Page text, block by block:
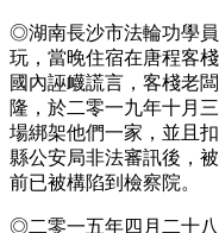
◎湖南長沙市法輪功學
玩，當晚住宿在唐程客
國內誣衊謊言，客棧老
隆，於二零一九年十月
場綁架他們一家，並且
縣公安局非法審訊後，
前已被構陷到檢察院。
◎二零一五年四月二十